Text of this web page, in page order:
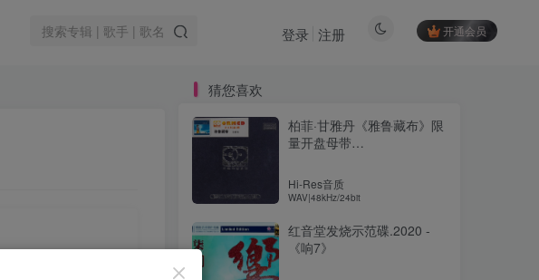
开通会员
登录 注册
猜您喜欢
柏菲·甘雅丹《雅鲁藏布》限
量开盘母带
Hi-Res音质
WAV|48kHz/24bit
红音堂发烧示范碟.2020 -
《响7》